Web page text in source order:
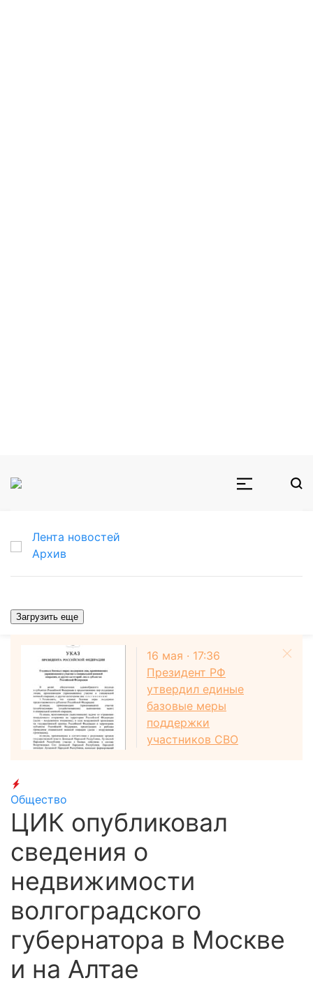
Лента новостей
Архив
Загрузить еще
16 мая · 17:36
Президент РФ
утвердил единые
базовые меры
поддержки
участников СВО
Общество
ЦИК опубликовал
сведения о
недвижимости
волгоградского
губернатора в Москве
и на Алтае